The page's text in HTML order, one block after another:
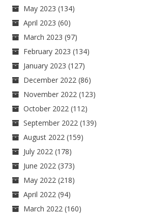
May 2023 (134)
April 2023 (60)
March 2023 (97)
February 2023 (134)
January 2023 (127)
December 2022 (86)
November 2022 (123)
October 2022 (112)
September 2022 (139)
August 2022 (159)
July 2022 (178)
June 2022 (373)
May 2022 (218)
April 2022 (94)
March 2022 (160)